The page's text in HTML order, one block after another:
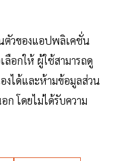
ตัวของแอปพลิเคชั่น
ลือกให้ ผู้ใช้สามารถดู
งได้และห้ามข้อมูลส่วน
ก โดยไม่ได้รับความ